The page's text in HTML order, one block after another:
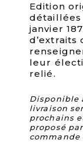
Edition
détaillées
janvier
d’extraits
leur
relié.
Disponible
livraison
prochains
proposé
commande